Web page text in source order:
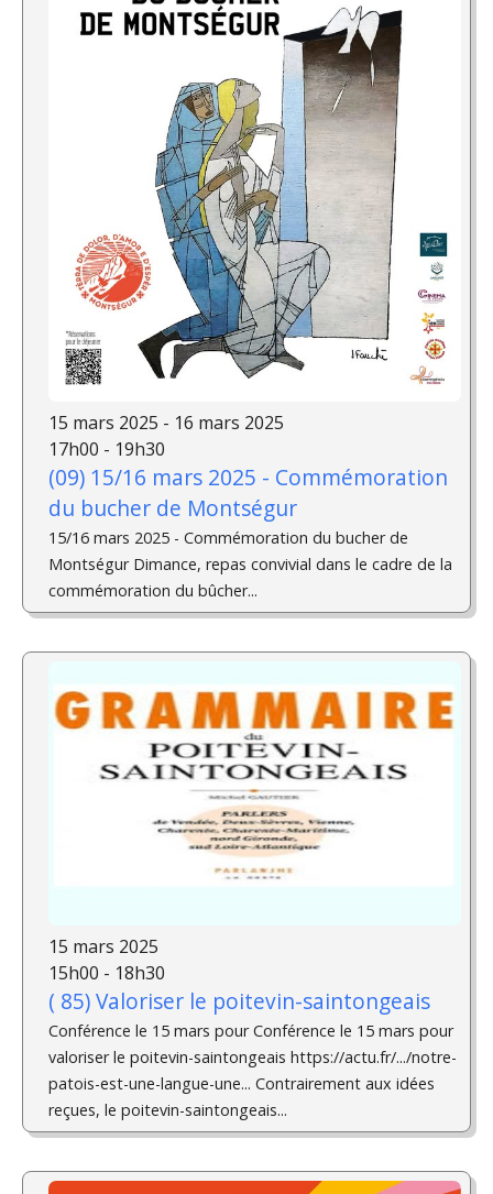
15 mars 2025 - 16 mars 2025
17h00 - 19h30
(09) 15/16 mars 2025 - Commémoration
du bucher de Montségur
15/16 mars 2025 - Commémoration du bucher de
Montségur Dimance, repas convivial dans le cadre de la
commémoration du bûcher...
15 mars 2025
15h00 - 18h30
( 85) Valoriser le poitevin-saintongeais
Conférence le 15 mars pour Conférence le 15 mars pour
valoriser le poitevin-saintongeais https://actu.fr/.../notre-
patois-est-une-langue-une... Contrairement aux idées
reçues, le poitevin-saintongeais...